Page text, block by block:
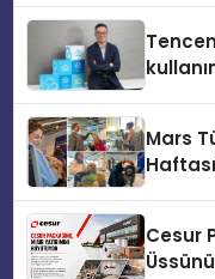
Mars
Cesur